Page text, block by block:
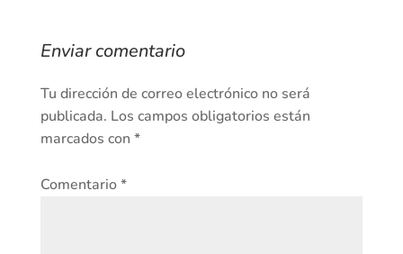
Enviar comentario
Tu dirección de correo electrónico no será
publicada. Los campos obligatorios están
marcados con *
Comentario*